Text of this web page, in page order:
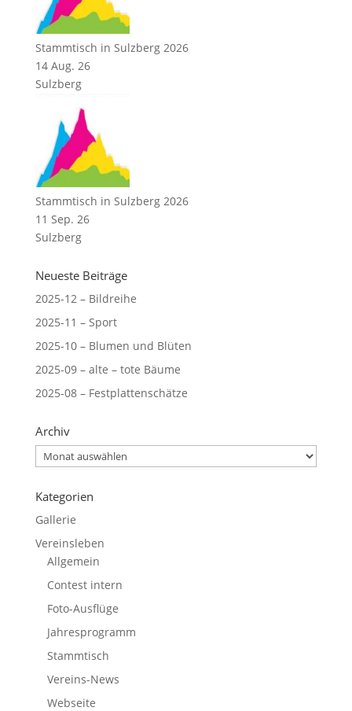
Stammtisch in Sulzberg 2026
14 Aug. 26
Sulzberg
Stammtisch in Sulzberg 2026
11 Sep. 26
Sulzberg
Neueste Beiträge
2025-12 – Bildreihe
2025-11 – Sport
2025-10 – Blumen und Blüten
2025-09 – alte – tote Bäume
2025-08 – Festplattenschätze
Archiv
Archiv
Kategorien
Gallerie
Vereinsleben
Allgemein
Contest intern
Foto-Ausflüge
Jahresprogramm
Stammtisch
Vereins-News
Webseite